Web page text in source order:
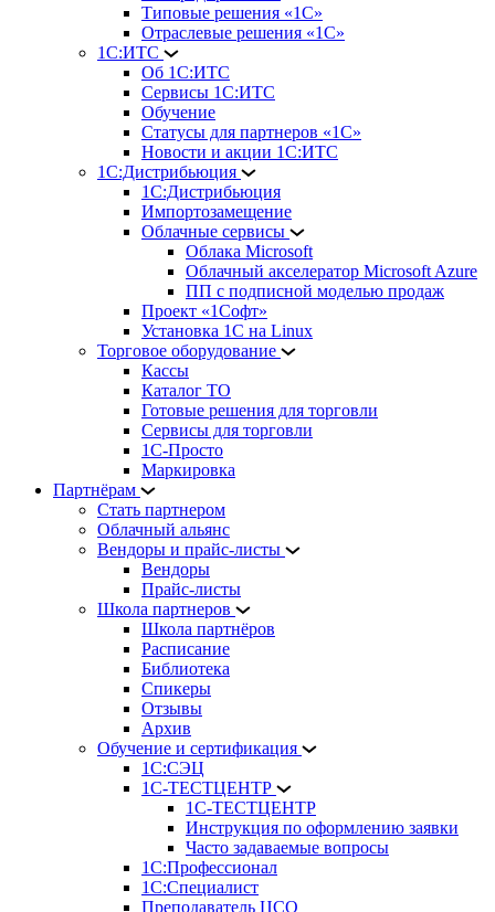
Типовые решения «1С»
Отраслевые решения «1С»
1С:ИТС
Об 1С:ИТС
Сервисы 1С:ИТС
Обучение
Статусы для партнеров «1С»
Новости и акции 1С:ИТС
1С:Дистрибьюция
1С:Дистрибьюция
Импортозамещение
Облачные сервисы
Облака Microsoft
Облачный акселератор Microsoft Azure
ПП с подписной моделью продаж
Проект «1Софт»
Установка 1С на Linux
Торговое оборудование
Кассы
Каталог ТО
Готовые решения для торговли
Сервисы для торговли
1С-Просто
Маркировка
Партнёрам
Стать партнером
Облачный альянс
Вендоры и прайс-листы
Вендоры
Прайс-листы
Школа партнеров
Школа партнёров
Расписание
Библиотека
Спикеры
Отзывы
Архив
Обучение и сертификация
1С:СЭЦ
1С-ТЕСТЦЕНТР
1С-ТЕСТЦЕНТР
Инструкция по оформлению заявки
Часто задаваемые вопросы
1С:Профессионал
1С:Специалист
Преподаватель ЦСО